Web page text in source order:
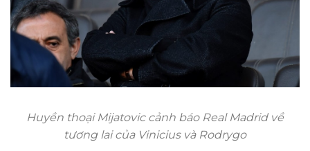
Huyền thoại Mijatovic cảnh báo Real Madrid về
tương lai của Vinicius và Rodrygo